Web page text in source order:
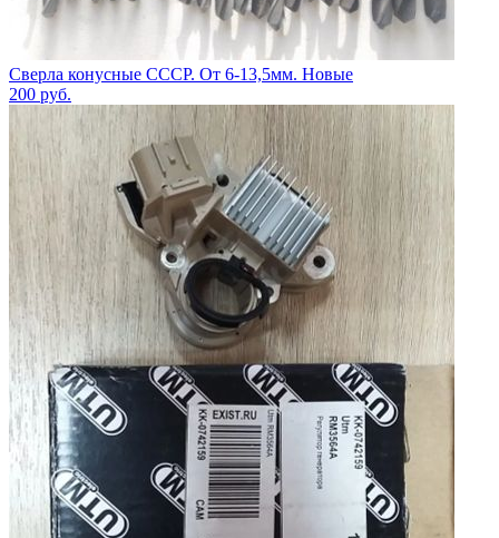
Сверла конусные СССР. От 6-13,5мм. Новые
200 руб.